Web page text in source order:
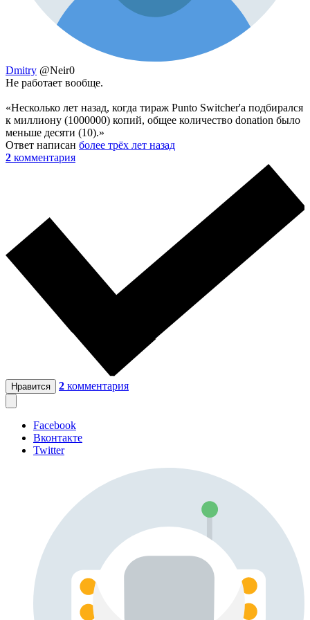
Dmitry @Neir0
Не работает вообще.
«Несколько лет назад, когда тираж Punto Switcher'а подбирался
к миллиону (1000000) копий, общее количество donation было
меньше десяти (10).»
Ответ написан более трёх лет назад
2 комментария
Нравится 2 комментария
Facebook
Вконтакте
Twitter